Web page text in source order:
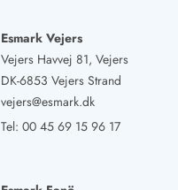
Esmark Vejers
Vejers Havvej 81, Vejers
DK-6853 Vejers Strand
vejers@esmark.dk
Tel: 00 45 69 15 96 17